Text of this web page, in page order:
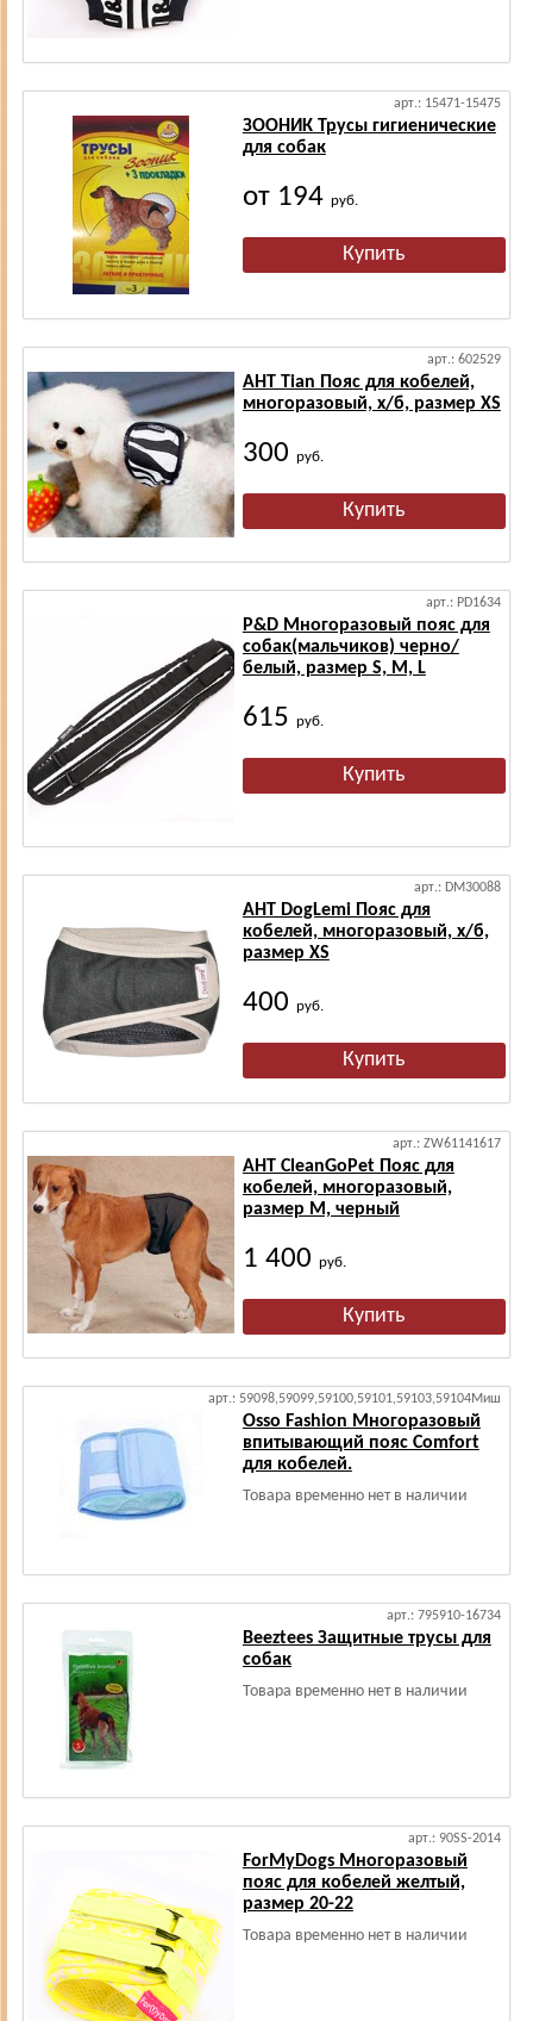
арт.: 15471-15475
ЗООНИК Трусы гигиенические
для собак
от 194 руб.
арт.: 602529
АНТ Tian Пояс для кобелей,
многоразовый, х/б, размер XS
300 руб.
арт.: PD1634
P&D Многоразовый пояс для
собак(мальчиков) черно/
белый, размер S, M, L
615 руб.
арт.: DM30088
АНТ DogLemi Пояс для
кобелей, многоразовый, х/б,
размер XS
400 руб.
арт.: ZW61141617
АНТ CleanGoPet Пояс для
кобелей, многоразовый,
размер М, черный
1 400 руб.
арт.: 59098,59099,59100,59101,59103,59104Миш
Osso Fashion Многоразовый
впитывающий пояс Comfort
для кобелей.
Товара временно нет в наличии
арт.: 795910-16734
Beeztees Защитные трусы для
собак
Товара временно нет в наличии
арт.: 90SS-2014
ForMyDogs Многоразовый
пояс для кобелей желтый,
размер 20-22
Товара временно нет в наличии